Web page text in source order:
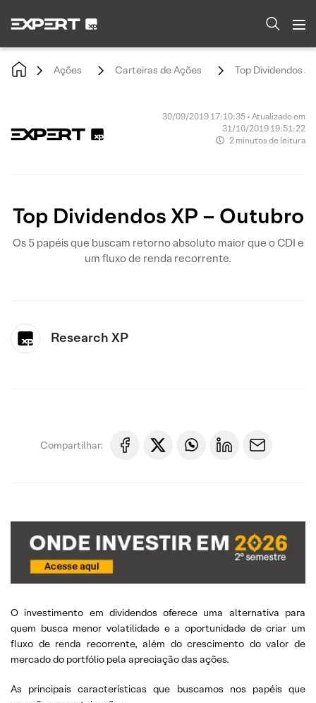
Ações Carteiras de Ações Top Dividendos
30/09/2019 17:10:35 • Atualizado em
31/10/2019 19:51:22
2 minutos de leitura
Top Dividendos XP – Outubro
Os 5 papéis que buscam retorno absoluto maior que o CDI e
um fluxo de renda recorrente.
Research XP
Compartilhar:
O investimento em dividendos oferece uma alternativa para
quem busca menor volatilidade e a oportunidade de criar um
fluxo de renda recorrente, além do crescimento do valor de
mercado do portfólio pela apreciação das ações.
As principais características que buscamos nos papéis que